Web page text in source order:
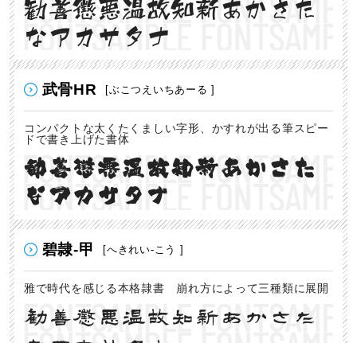
勧善懲悪温故知新あかさた
なアカサタナ
武骨HR [ぶこつえいちあーる ]
コンパクトな太くたくましい字形、かすれが出る筆スピー
ドで書き上げた書体
勧善懲悪温故知新あかさた
なアカサタナ
碧隷-甲 [へきれい-こう ]
雅で時代を感じる本格隷書 崩れ方によって三種類に展開
勧善懲悪温故知新あかさた